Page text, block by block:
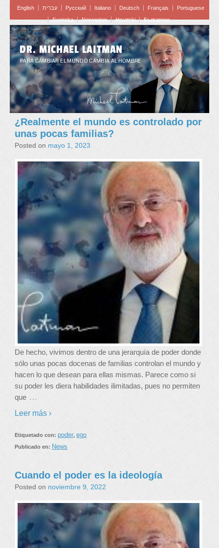
English עברית Pусский Italiano Deutsch Français
Portuguese
Svenska
Norwegian Hrvatski Български
DR. MICHAEL LAITMAN
PARA CAMBIAR EL MUNDO CAMBIA AL HOMBRE
¿Realmente el mundo es controlado por
unas pocas familias?
Posted on mayo 1, 2023
De hecho, vivimos dentro de una jerarquía de poder donde
sólo unas pocas docenas de familias controlan el mundo y
hacen lo que desean para ellas mismas. Parece como si
su poder les diera habilidades ilimitadas, pues no permiten
que …
Leer más ›
Etiquetado con: poder, ego
Publicado en: News
Cuando el poder es la ideología
Posted on noviembre 9, 2022